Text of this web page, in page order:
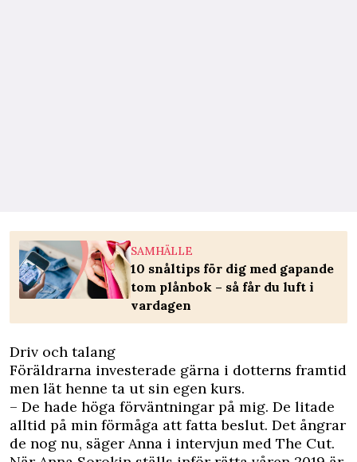
SAMHÄLLE
10 snåltips för dig med gapande
tom plånbok – så får du luft i
vardagen
Driv och talang
Föräldrarna investerade gärna i dotterns framtid
men lät henne ta ut sin egen kurs.
– De hade höga förväntningar på mig. De litade
alltid på min förmåga att fatta beslut. Det ångrar
de nog nu, säger Anna i intervjun med The Cut.